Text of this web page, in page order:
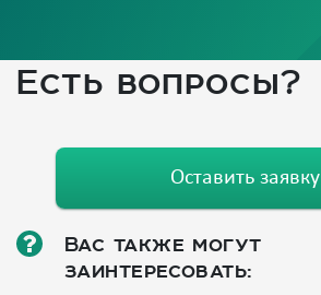
Есть вопросы?
Оставить заявку
Вас также могут
заинтересовать: